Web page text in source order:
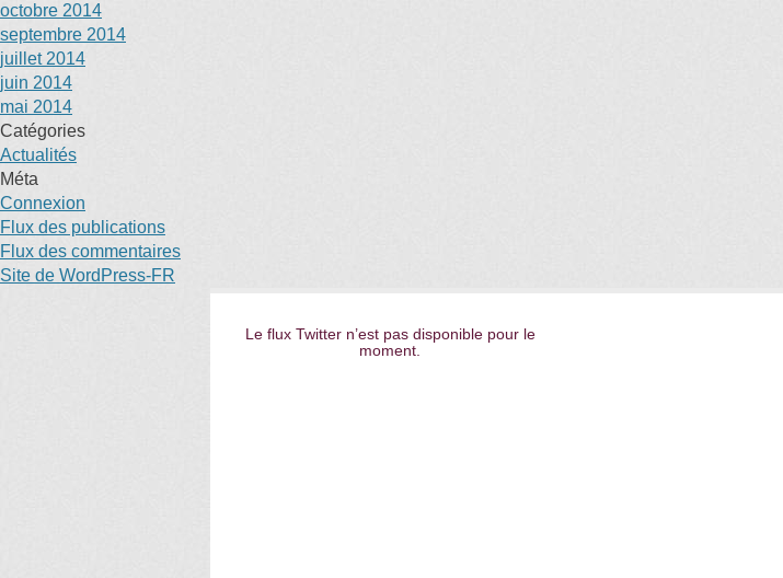
octobre 2014
septembre 2014
juillet 2014
juin 2014
mai 2014
Catégories
Actualités
Méta
Connexion
Flux des publications
Flux des commentaires
Site de WordPress-FR
Le flux Twitter n’est pas disponible pour le
moment.